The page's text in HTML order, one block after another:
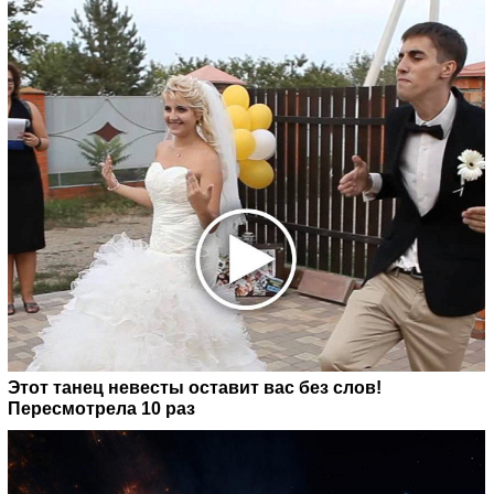
Этот танец невесты оставит вас без слов!
Пересмотрела 10 раз